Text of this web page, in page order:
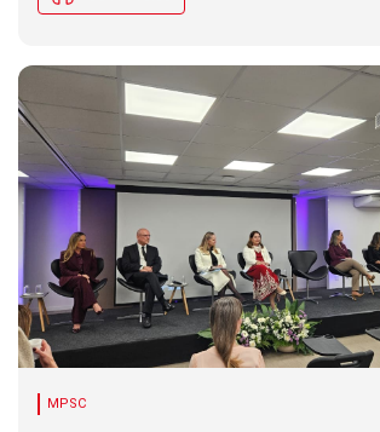
MPSC